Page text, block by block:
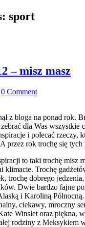
sport
– misz masz
0 Comment
z bloga na ponad rok.
dla Was wszystkie
i polecać rzeczy,
przez rok trochę się tych
to taki trochę misz
klimacie. Trochę
trochę dobrego
Dwie bardzo fajne
i Karoliną
ciekawy, mroczny
Winslet oraz piękna,
rodziny z Meksykiem